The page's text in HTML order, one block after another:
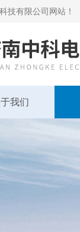
技有限公司网站！
我们